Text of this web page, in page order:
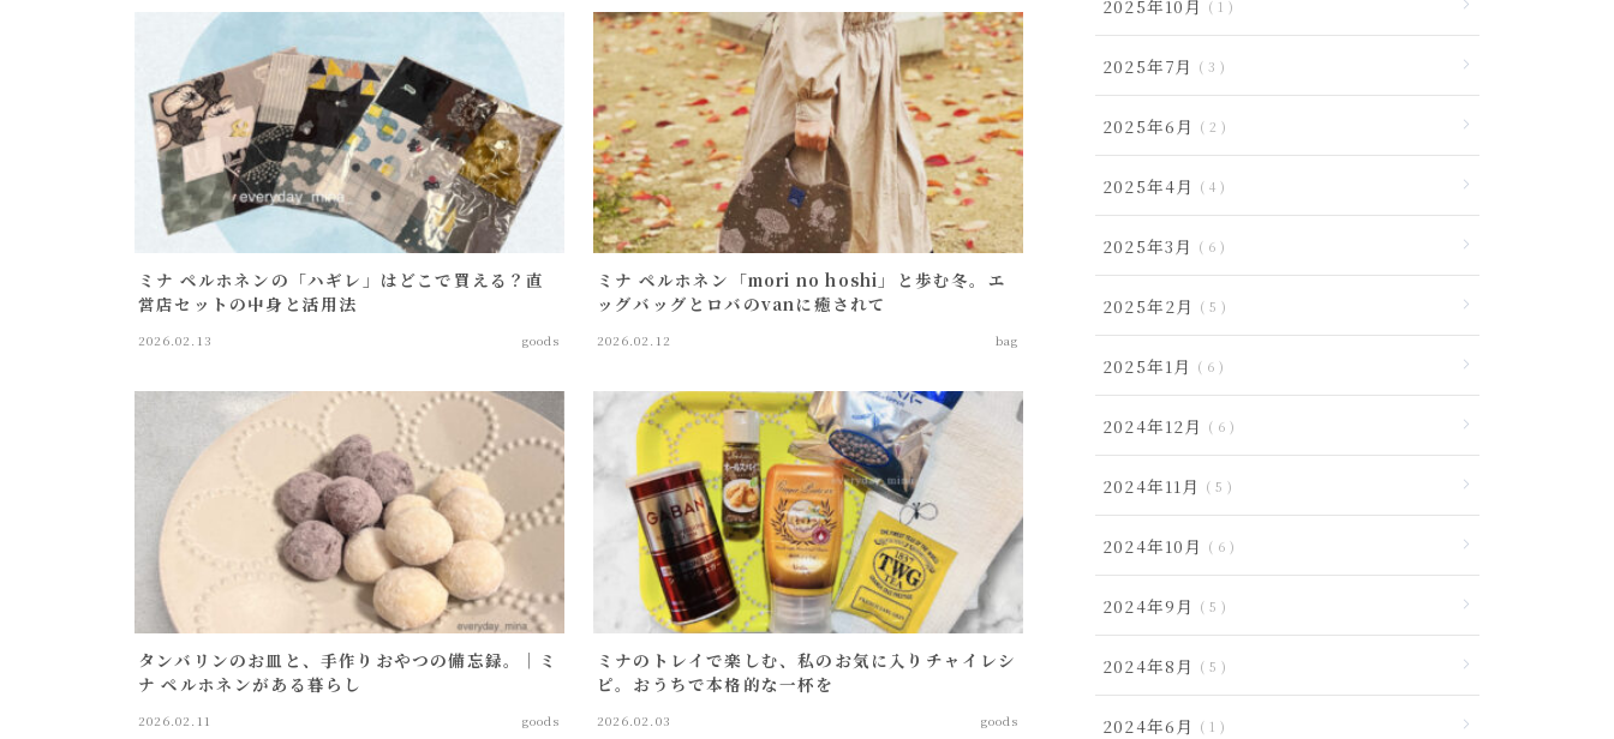
ミナ ペルホネンの「ハギレ」はどこで買える？直
営店セットの中身と活用法
2026.02.13 goods
ミナ ペルホネン「mori no hoshi」と歩む冬。エ
ッグバッグとロバのvanに癒されて
2026.02.12 bag
タンバリンのお皿と、手作りおやつの備忘録。｜ミ
ナ ペルホネンがある暮らし
2026.02.11 goods
ミナのトレイで楽しむ、私のお気に入りチャイレシ
ピ。おうちで本格的な一杯を
2026.02.03 goods
2025年10月 1
2025年7月 3
2025年6月 2
2025年4月 4
2025年3月 6
2025年2月 5
2025年1月 6
2024年12月 6
2024年11月 5
2024年10月 6
2024年9月 5
2024年8月 5
2024年6月 1